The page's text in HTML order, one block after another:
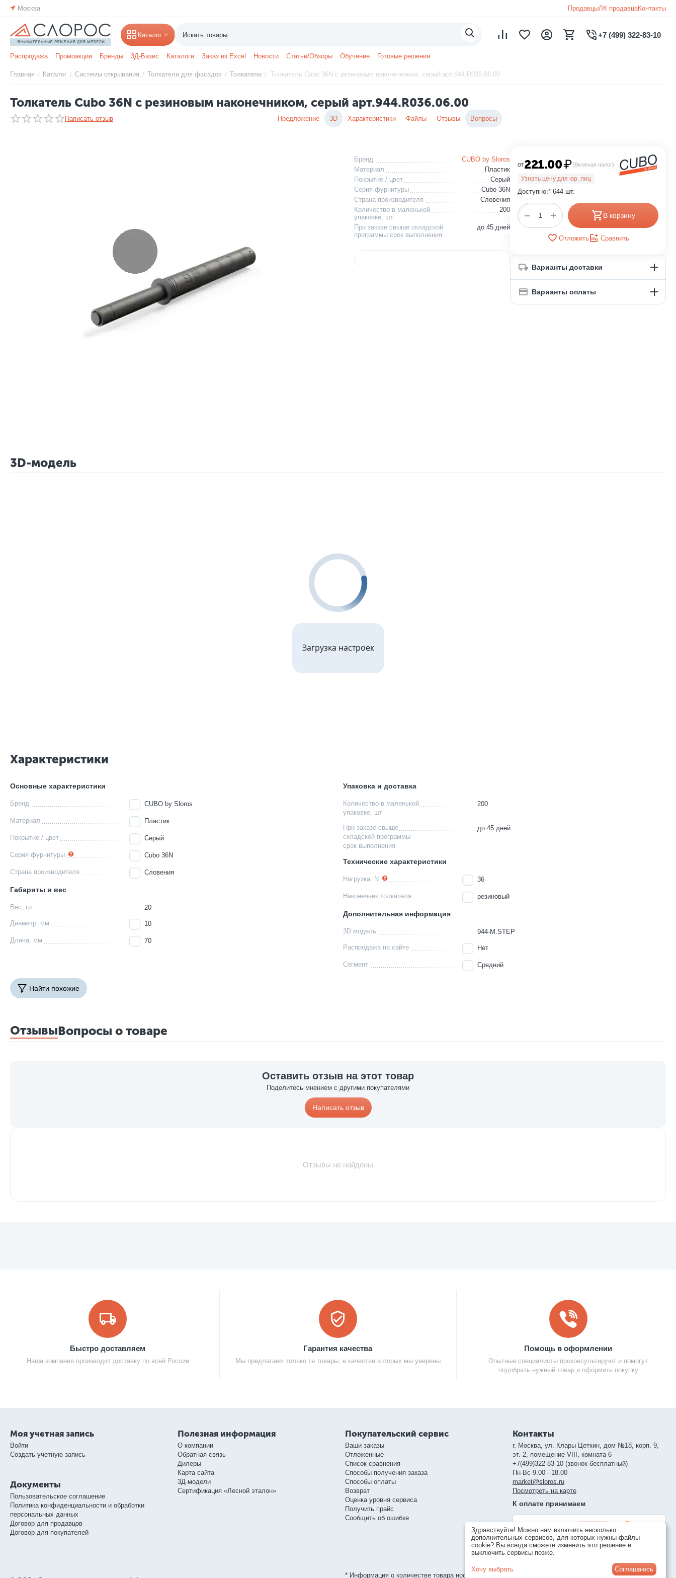
Москва ПродавцыЛК продавцаКонтакты
Каталог +7 (499) 322-83-10
Распродажа Промоакции Бренды 3Д-Базис Каталоги Заказ из Excel Новости Статьи/Обзоры Обучение Готовые решения
Главная / Каталог / Системы открывания / Толкатели для фасадов / Толкатели / Толкатель Cubo 36N с резиновым наконечником, серый арт.944.R036.06.00
Толкатель Cubo 36N с резиновым наконечником, серый арт.944.R036.06.00
Написать отзыв Предложение 3D Характеристики Файлы Отзывы Вопросы
Бренд
CUBO by Sloros
Материал
Пластик
Покрытие / цвет
Серый
Серия фурнитуры
Cubo 36N
Страна производителя
Словения
Количество в маленькой
упаковке, шт
200
При заказе свыше складской
программы срок выполнения
до 45 дней
от221.00₽(Включая налог)
Узнать цену для юр. лиц
Доступно:* 644 шт.
+
− В корзину
Отложить Сравнить
Варианты доставки
Варианты оплаты
3D-модель
Загрузка настроек
Характеристики
Основные характеристики
Бренд CUBO by Sloros
Материал Пластик
Покрытие / цвет Серый
Серия фурнитуры Cubo 36N
Страна производителя Словения
Габариты и вес
Вес, гр 20
Диаметр, мм 10
Длина, мм 70
Упаковка и доставка
Количество в маленькой
упаковке, шт
200
При заказе свыше
складской программы
срок выполнения
до 45 дней
Технические характеристики
Нагрузка, N 36
Наконечник толкателя резиновый
Дополнительная информация
3D модель 944-M.STEP
Распродажа на сайте Нет
Сегмент Средний
Найти похожие
ОтзывыВопросы о товаре
Оставить отзыв на этот товар
Поделитесь мнением с другими покупателями
Написать отзыв
Отзывы не найдены
Быстро доставляем
Наша компания производит доставку по всей России
Гарантия качества
Мы предлагаем только те товары, в качестве которых мы уверены
Помощь в оформлении
Опытные специалисты проконсультируют и помогут
подобрать нужный товар и оформить покупку
Моя учетная запись
Войти
Создать учетную запись
Документы
Пользовательское соглашение
Политика конфиденциальности и обработки
персональных данных
Договор для продавцов
Договор для покупателей
Полезная информация
О компании
Обратная связь
Дилеры
Карта сайта
3Д-модели
Сертификация «Лесной эталон»
Покупательский сервис
Ваши заказы
Отложенные
Список сравнения
Способы получения заказа
Способы оплаты
Возврат
Оценка уровня сервиса
Получить прайс
Сообщить об ошибке
Контакты
г. Москва, ул. Клары Цеткин, дом №18, корп. 9,
эт. 2, помещение VIII, комната 6
+7(499)322-83-10 (звонок бесплатный)
Пн-Вс 9.00 - 18.00
market@sloros.ru
Посмотреть на карте
К оплате принимаем
* Информация о количестве товара носит справочный характер и может отличаться от реального
Здравствуйте! Можно нам включить несколько
дополнительных сервисов, для которых нужны файлы
cookie? Вы всегда сможете изменить это решение и
выключить сервисы позже.
Хочу выбрать Соглашаюсь